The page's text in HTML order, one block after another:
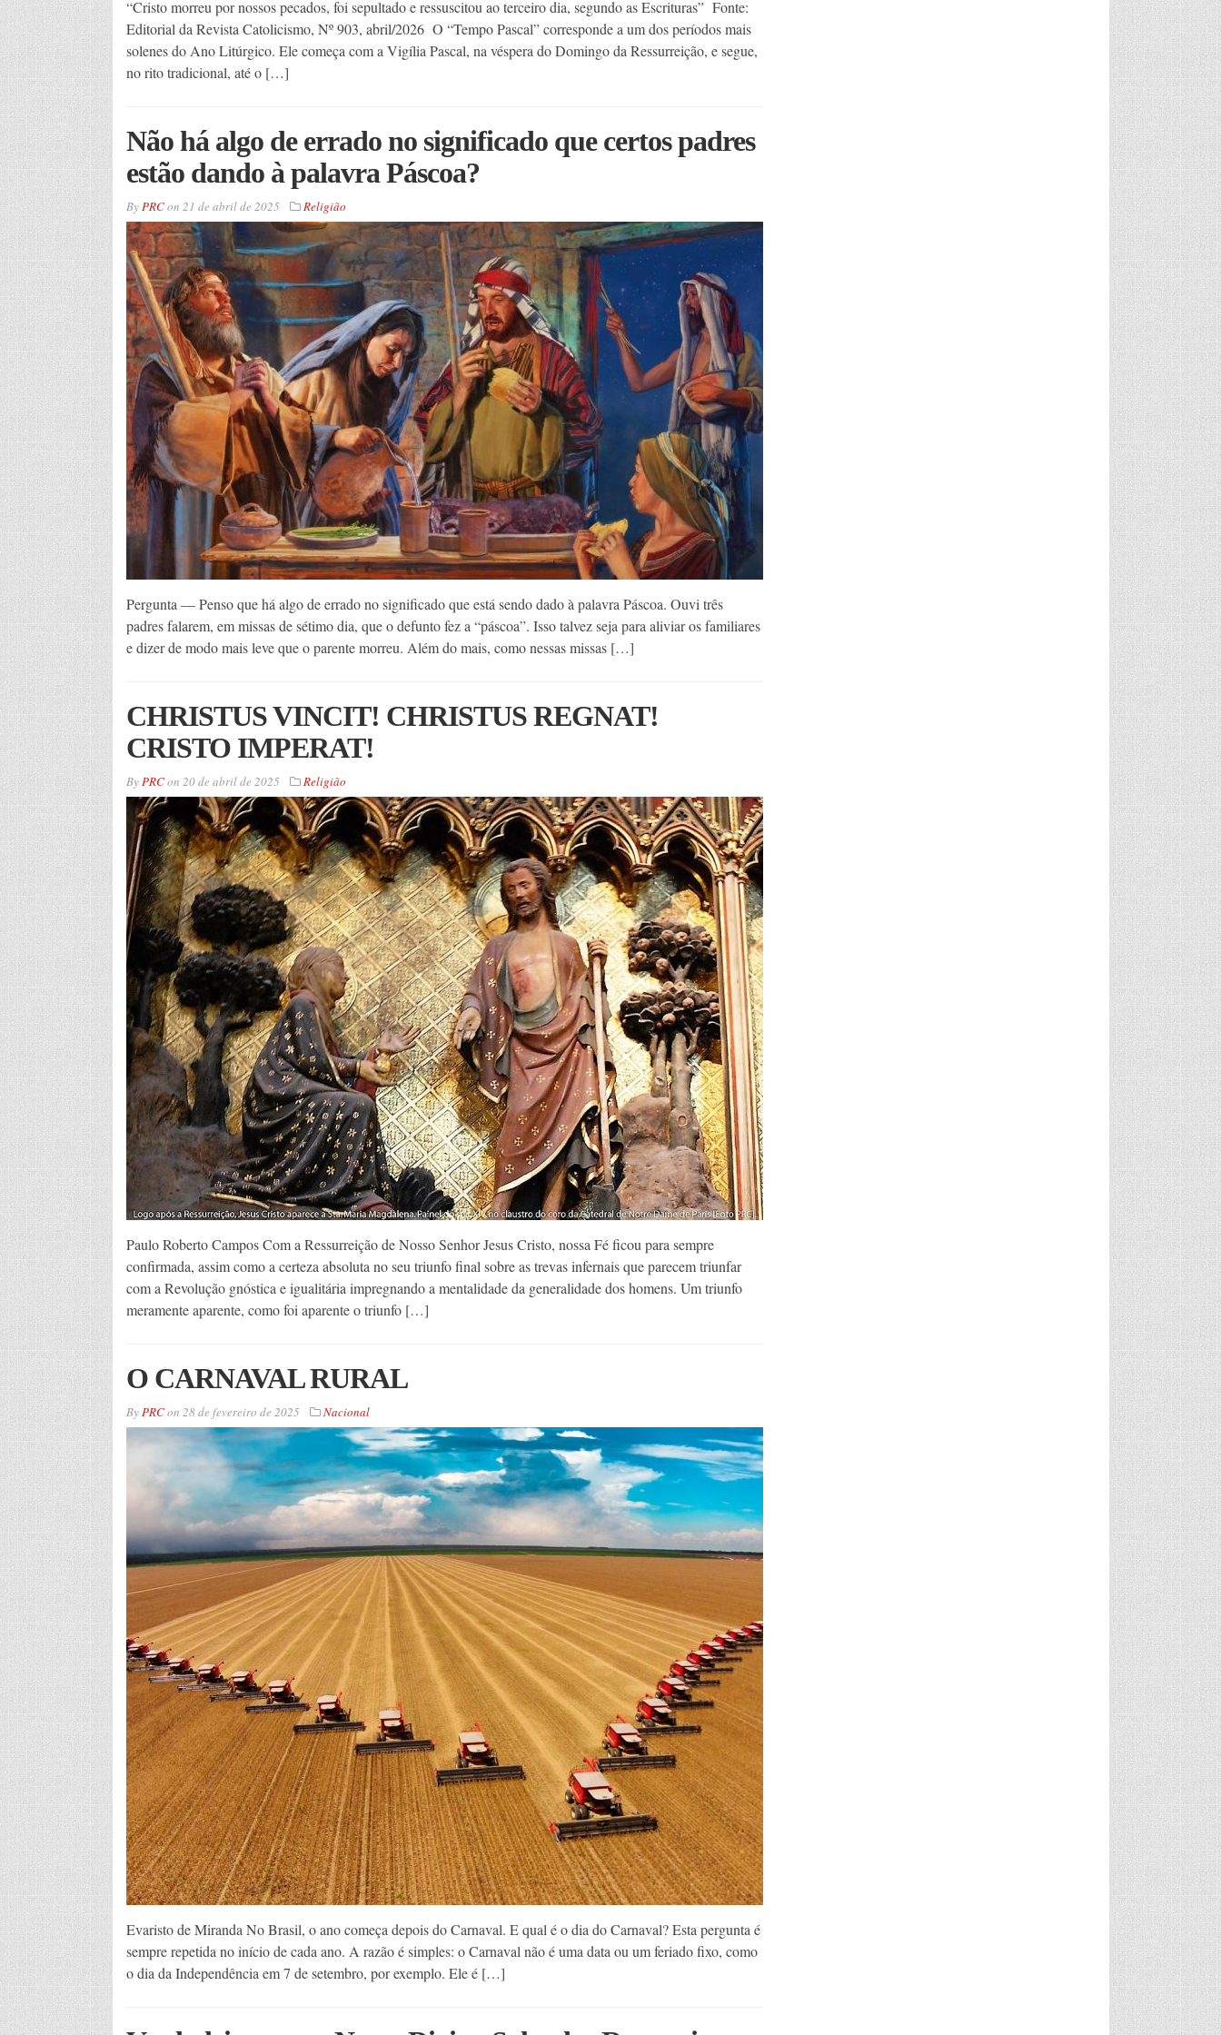
“Cristo morreu por nossos pecados, foi sepultado e ressuscitou ao terceiro dia, segundo as Escrituras” Fonte:
Editorial da Revista Catolicismo, Nº 903, abril/2026 O “Tempo Pascal” corresponde a um dos períodos mais
solenes do Ano Litúrgico. Ele começa com a Vigília Pascal, na véspera do Domingo da Ressurreição, e segue,
no rito tradicional, até o […]
Não há algo de errado no significado que certos padres
estão dando à palavra Páscoa?
ByPRCon 21 de abril de 2025 Religião
Pergunta — Penso que há algo de errado no significado que está sendo dado à palavra Páscoa. Ouvi três
padres falarem, em missas de sétimo dia, que o defunto fez a “páscoa”. Isso talvez seja para aliviar os familiares
e dizer de modo mais leve que o parente morreu. Além do mais, como nessas missas […]
CHRISTUS VINCIT! CHRISTUS REGNAT!
CRISTO IMPERAT!
ByPRCon 20 de abril de 2025 Religião
Paulo Roberto Campos Com a Ressurreição de Nosso Senhor Jesus Cristo, nossa Fé ficou para sempre
confirmada, assim como a certeza absoluta no seu triunfo final sobre as trevas infernais que parecem triunfar
com a Revolução gnóstica e igualitária impregnando a mentalidade da generalidade dos homens. Um triunfo
meramente aparente, como foi aparente o triunfo […]
O CARNAVAL RURAL
ByPRCon 28 de fevereiro de 2025 Nacional
Evaristo de Miranda No Brasil, o ano começa depois do Carnaval. E qual é o dia do Carnaval? Esta pergunta é
sempre repetida no início de cada ano. A razão é simples: o Carnaval não é uma data ou um feriado fixo, como
o dia da Independência em 7 de setembro, por exemplo. Ele é […]